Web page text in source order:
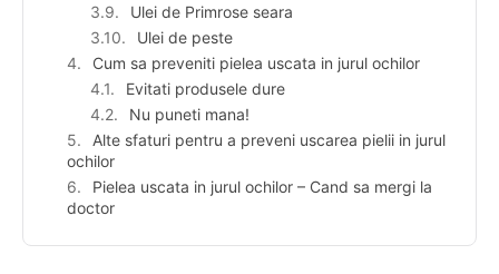
Ulei de Primrose seara
Ulei de peste
Cum sa preveniti pielea uscata in jurul ochilor
Evitati produsele dure
Nu puneti mana!
Alte sfaturi pentru a preveni uscarea pielii in jurul
ochilor
Pielea uscata in jurul ochilor – Cand sa mergi la
doctor